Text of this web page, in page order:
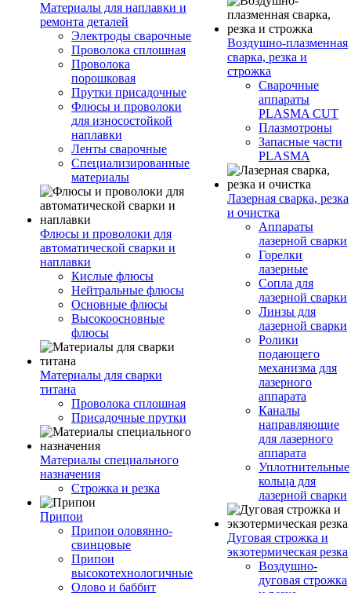
Материалы для наплавки и
ремонта деталей
Электроды сварочные
Проволока сплошная
Проволока
порошковая
Прутки присадочные
Флюсы и проволоки
для износостойкой
наплавки
Ленты сварочные
Специализированные
материалы
Флюсы и проволоки для
автоматической сварки и
наплавки
Кислые флюсы
Нейтральные флюсы
Основные флюсы
Высокоосновные
флюсы
Материалы для сварки
титана
Проволока сплошная
Присадочные прутки
Материалы специального
назначения
Строжка и резка
Припои
Припои оловянно-
свинцовые
Припои
высокотехнологичные
Олово и баббит
Воздушно-плазменная
сварка, резка и
строжка
Сварочные
аппараты
PLASMA CUT
Плазмотроны
Запасные части
PLASMA
Лазерная сварка, резка
и очистка
Аппараты
лазерной сварки
Горелки
лазерные
Сопла для
лазерной сварки
Линзы для
лазерной сварки
Ролики
подающего
механизма для
лазерного
аппарата
Каналы
направляющие
для лазерного
аппарата
Уплотнительные
кольца для
лазерной сварки
Дуговая строжка и
экзотермическая резка
Воздушно-
дуговая строжка